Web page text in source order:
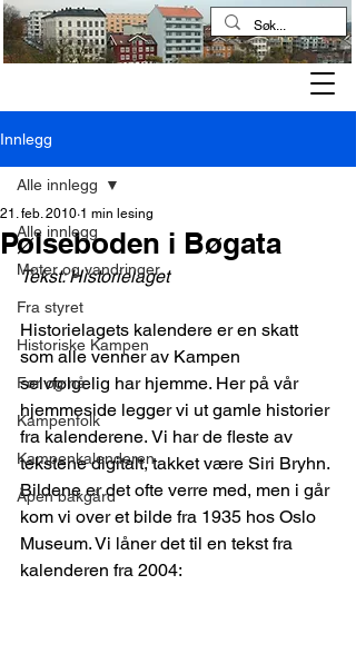
Innlegg
Alle innlegg
Møter og vandringer
Fra styret
Historiske Kampen
Før og nå
Kampenfolk
Kampenkalenderen
Åpen bakgård
Alle innlegg
Pølseboden i Bøgata
21. feb. 2010 1 min lesing
Tekst: Historielaget
Historielagets kalendere er en skatt
som alle venner av Kampen
selvfølgelig har hjemme. Her på vår
hjemmeside legger vi ut gamle historier
fra kalenderene. Vi har de fleste av
tekstene digitalt, takket være Siri Bryhn.
Bildene er det ofte verre med, men i går
kom vi over et bilde fra 1935 hos Oslo
Museum. Vi låner det til en tekst fra
kalenderen fra 2004: